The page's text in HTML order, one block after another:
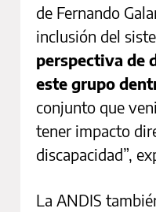
de Fernando
inclusión del
perspectiva de
este grupo
conjunto que
tener impacto
discapacidad”,
La ANDIS